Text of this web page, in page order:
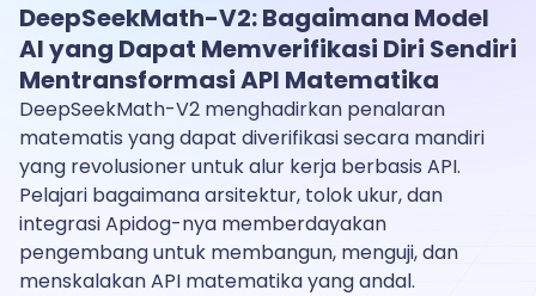
DeepSeekMath-V2: Bagaimana Model
AI yang Dapat Memverifikasi Diri Sendiri
Mentransformasi API Matematika
DeepSeekMath-V2 menghadirkan penalaran
matematis yang dapat diverifikasi secara mandiri
yang revolusioner untuk alur kerja berbasis API.
Pelajari bagaimana arsitektur, tolok ukur, dan
integrasi Apidog-nya memberdayakan
pengembang untuk membangun, menguji, dan
menskalakan API matematika yang andal.